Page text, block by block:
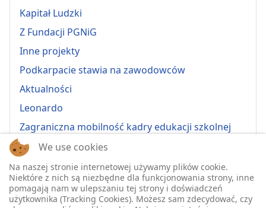
Kapitał Ludzki
Z Fundacji PGNiG
Inne projekty
Podkarpacie stawia na zawodowców
Aktualności
Leonardo
Zagraniczna mobilność kadry edukacji szkolnej
Erasmus+ 2022-1-PL01-KA121-VET-000064815
Erasmus + 2022-1-PL01-KA121-SCH-000064635
Erasmus + 2023-1-PL01-KA121-SCH-000135484
Erasmus + 2023-1-PL01-KA121-VET-000139220
We use cookies
Na naszej stronie internetowej używamy plików cookie.
Niektóre z nich są niezbędne dla funkcjonowania strony, inne
pomagają nam w ulepszaniu tej strony i doświadczeń
użytkownika (Tracking Cookies). Możesz sam zdecydować, czy